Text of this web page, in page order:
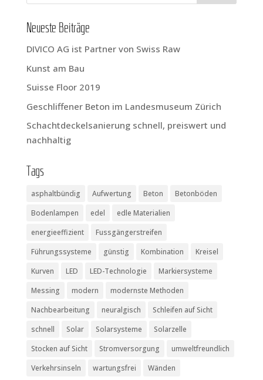
Neu­es­te Beiträge
DIVICO AG ist Part­ner von Swiss Raw
Kunst am Bau
Suis­se Flo­or 2019
Geschlif­fe­ner Beton im Lan­des­mu­se­um Zürich
Schacht­de­ckel­sa­nie­rung schnell, preis­wert und
nachhaltig
Tags
asphaltbündig Aufwertung Beton
Betonböden
Bodenlampen
edel
edle Materialien
energieeffizient
Fussgängerstreifen
Führungssysteme
günstig Kombination
Kreisel
Kurven
LED LED-Technologie
Markiersysteme
Messing
modern
modernste Methoden
Nachbearbeitung
neuralgisch
Schleifen auf Sicht
schnell
Solar Solarsysteme
Solarzelle
Stocken auf Sicht
Stromversorgung
umweltfreundlich
Verkehrsinseln
wartungsfrei Wänden